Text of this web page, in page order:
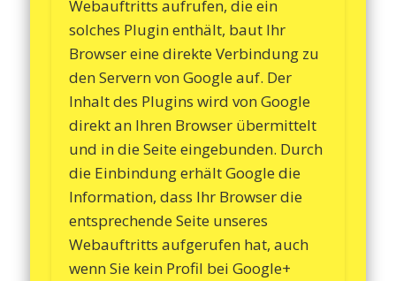
Webauftritts aufrufen, die ein
solches Plugin enthält, baut Ihr
Browser eine direkte Verbindung zu
den Servern von Google auf. Der
Inhalt des Plugins wird von Google
direkt an Ihren Browser übermittelt
und in die Seite eingebunden. Durch
die Einbindung erhält Google die
Information, dass Ihr Browser die
entsprechende Seite unseres
Webauftritts aufgerufen hat, auch
wenn Sie kein Profil bei Google+